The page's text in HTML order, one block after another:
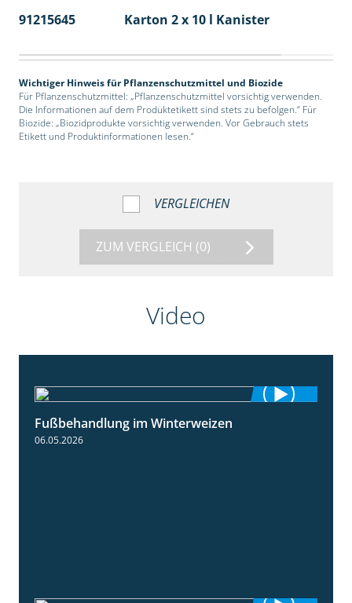
91215645
Karton 2 x 10 l Kanister
Wichtiger Hinweis für Pflanzenschutzmittel und Biozide
Für Pflanzenschutzmittel: „Pflanzenschutzmittel vorsichtig verwenden.
Die Informationen auf dem Produktetikett sind stets zu befolgen.“ Für
Biozide: „Biozidprodukte vorsichtig verwenden. Vor Gebrauch stets
Etikett und Produktinformationen lesen.“
VERGLEICHEN
ZUM VERGLEICH (0)
Video
Fußbehandlung im Winterweizen
06.05.2026